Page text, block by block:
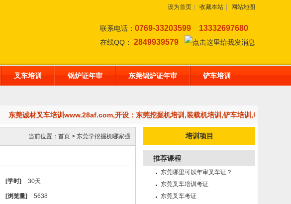
设为首页 收藏本站 网站地图
联系电话： 0769-33203599 13332697680
在线QQ： 2849939579
叉车培训 锅炉证年审 东莞锅炉证年审 铲车培训
东莞诚材叉车培训www.28af.com,开设：东莞挖掘机培训,装载机培训,铲车培训,电工培训,
当前位置： 首页 > 东莞学挖掘机哪家强
[学时] 30天
[浏览量] 5638
培训项目
推荐课程
东莞哪里可以年审叉车证？
东莞叉车培训考证
东莞叉车考证